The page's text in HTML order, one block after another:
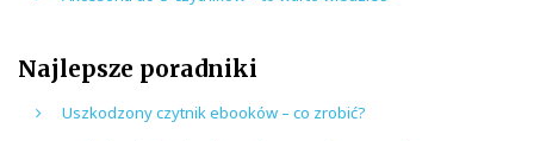
Najlepsze poradniki
Uszkodzony czytnik ebooków – co zrobić?